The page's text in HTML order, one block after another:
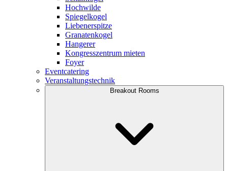
Hochwilde
Spiegelkogel
Liebenerspitze
Granatenkogel
Hangerer
Kongresszentrum mieten
Foyer
Eventcatering
Veranstaltungstechnik
Breakout Rooms